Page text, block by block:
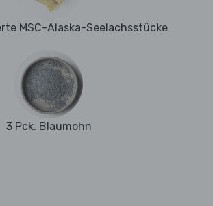
MSC-Alaska-Seelachsstücke
3 Pck. Blaumohn